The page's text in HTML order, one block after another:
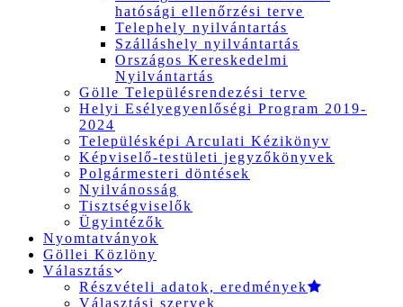
hatósági ellenőrzési terve
Telephely nyilvántartás
Szálláshely nyilvántartás
Országos Kereskedelmi
Nyilvántartás
Gölle Településrendezési terve
Helyi Esélyegyenlőségi Program 2019-
2024
Településképi Arculati Kézikönyv
Képviselő-testületi jegyzőkönyvek
Polgármesteri döntések
Nyilvánosság
Tisztségviselők
Ügyintézők
Nyomtatványok
Göllei Közlöny
Választás
Részvételi adatok, eredmények
Választási szervek